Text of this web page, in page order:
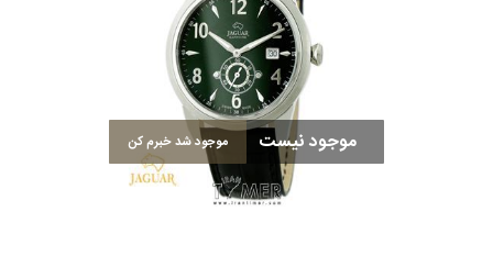
موجود نیست موجود شد خبرم کن